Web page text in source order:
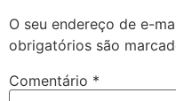
O seu endereço de e-
obrigatórios são
Comentário *